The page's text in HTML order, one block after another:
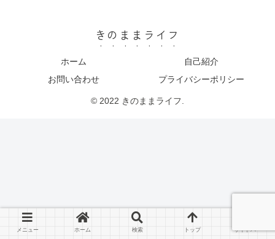
きのままライフ
ホーム
自己紹介
お問い合わせ
プライバシーポリシー
© 2022 きのままライフ.
メニュー ホーム 検索 トップ サイドバー